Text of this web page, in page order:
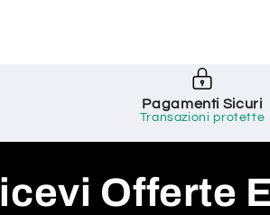
Pagamenti Sicuri
Transazioni protette
Offerte